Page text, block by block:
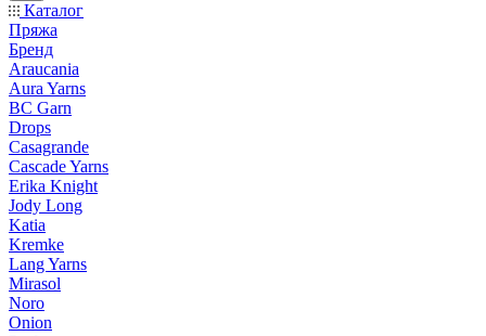
Каталог
Пряжа
Бренд
Araucania
Aura Yarns
BC Garn
Drops
Casagrande
Cascade Yarns
Erika Knight
Jody Long
Katia
Kremke
Lang Yarns
Mirasol
Noro
Onion